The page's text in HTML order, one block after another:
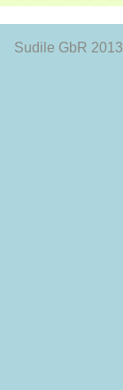
Sudile GbR 2013